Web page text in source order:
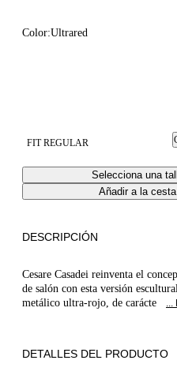
Color:Ultrared
FIT REGULAR
Selecciona una
Añadir a la cesta
DESCRIPCIÓN
Cesare Casadei reinventa el
de salón con esta versión
metálico ultra-rojo, de carácte
...
DETALLES DEL PRODUCTO